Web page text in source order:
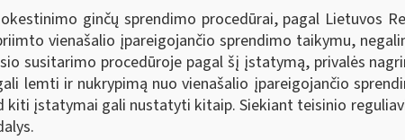
ginčų sprendimo procedūrai, pagal Lietuvos
vienašalio įpareigojančio sprendimo taikymu,
susitarimo procedūroje pagal šį įstatymą, privalės
lemti ir nukrypimą nuo vienašalio įpareigojančio
kiti įstatymai gali nustatyti kitaip. Siekiant teisinio